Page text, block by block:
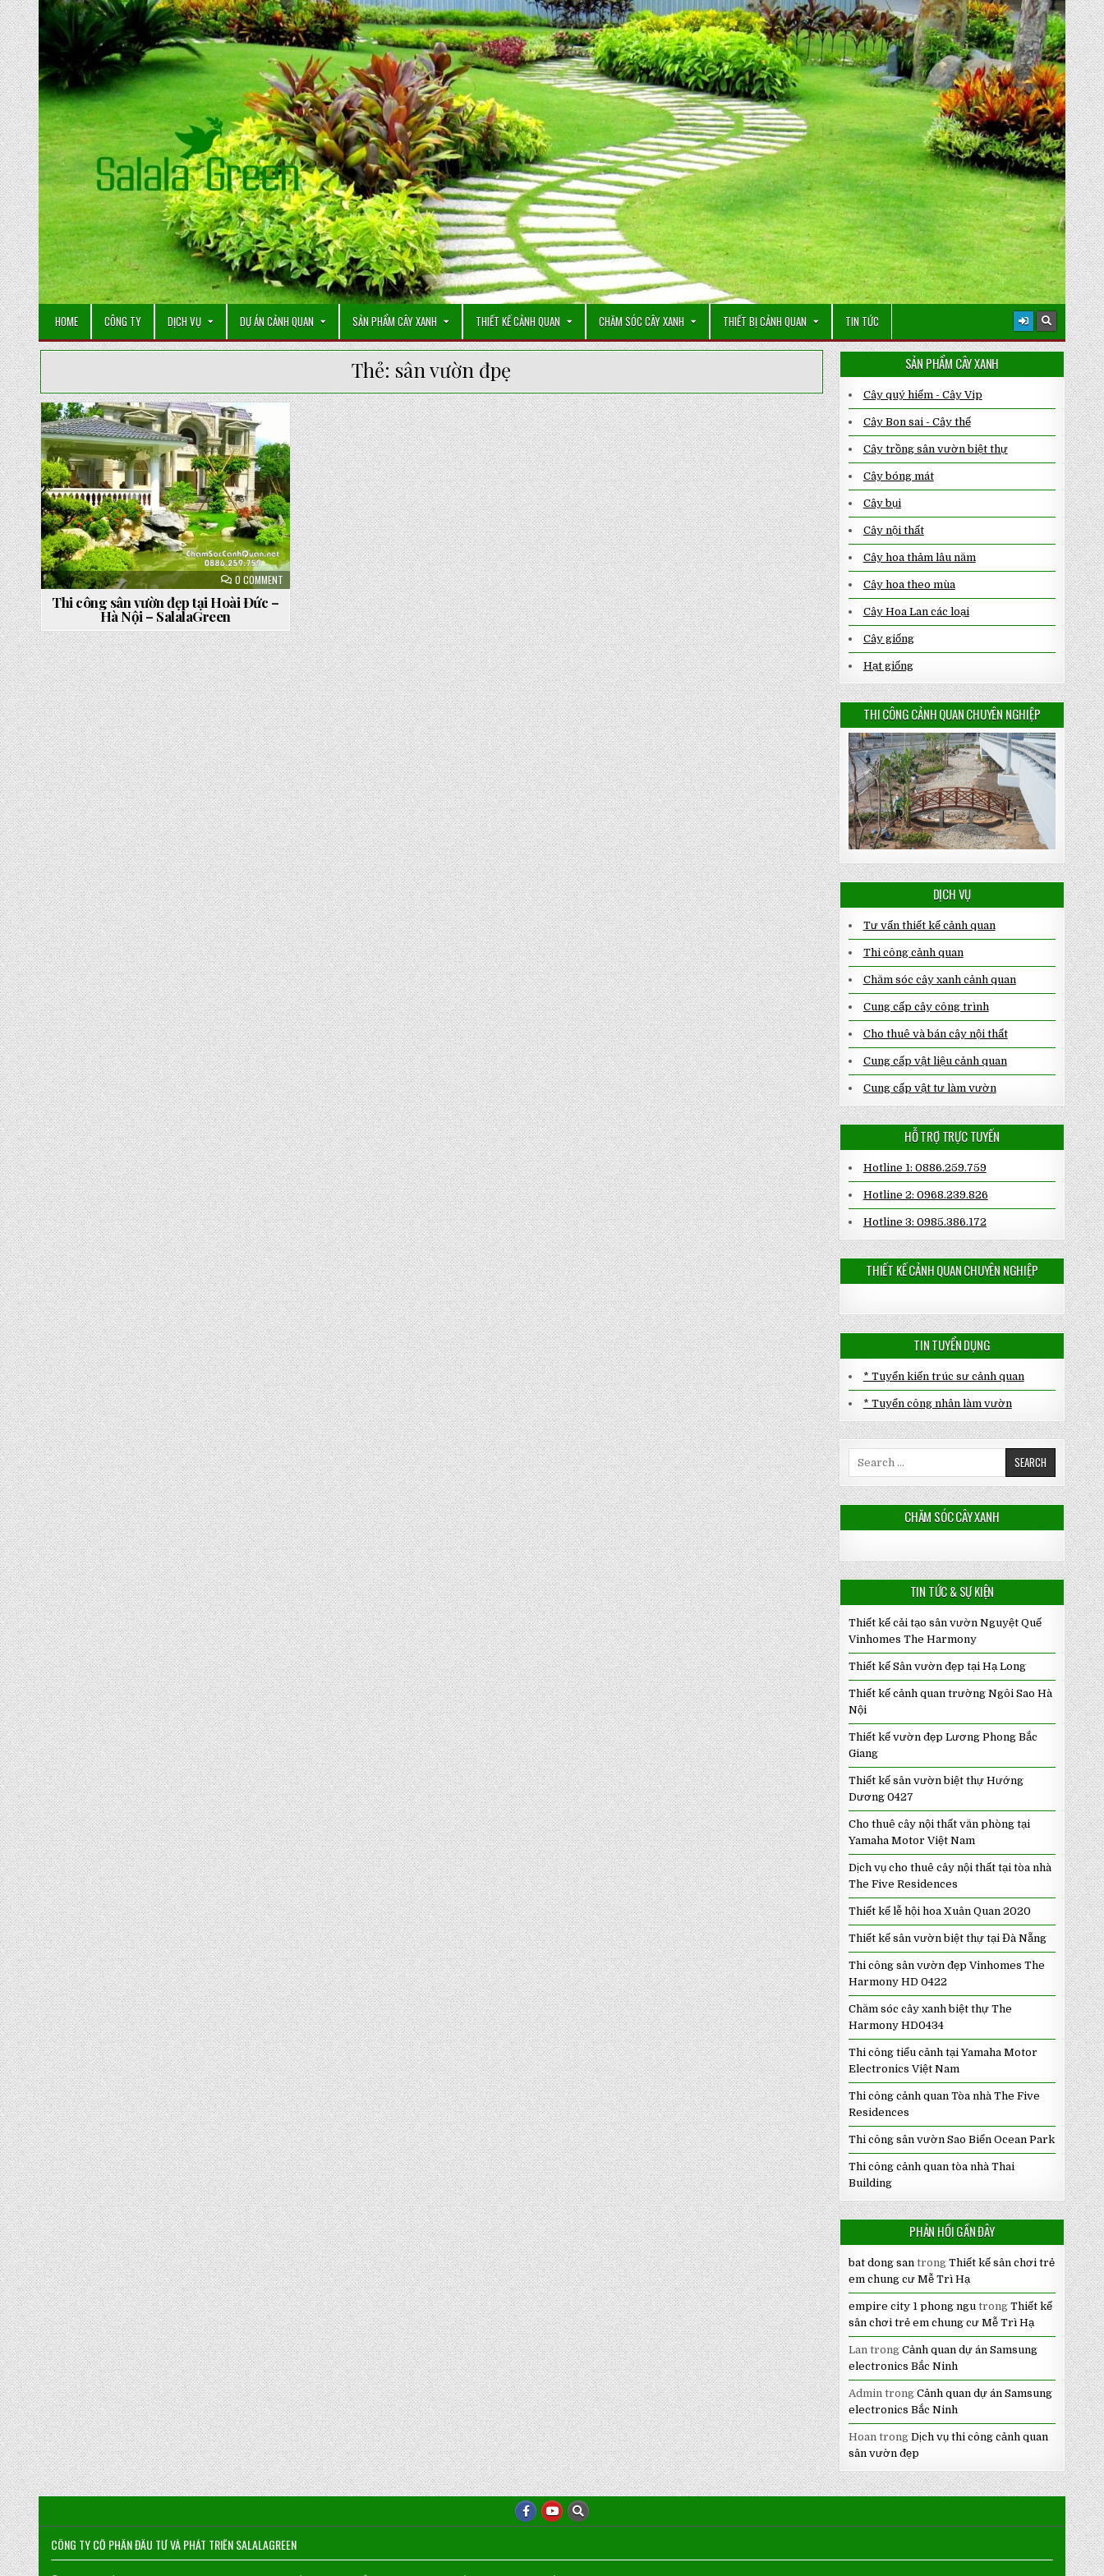
Skip
to
content
HOME CÔNG TY DỊCH VỤ DỰ ÁN CẢNH QUAN SẢN PHẨM CÂY XANH THIẾT KẾ CẢNH QUAN CHĂM SÓC CÂY XANH THIẾT BỊ CẢNH QUAN TIN TỨC
Thẻ: sân vườn đpẹ
0 COMMENTON
THI
CÔNG
SÂN
VƯỜN
ĐẸP
TẠI
HOÀI
ĐỨC
–
HÀ
NỘI
–
SALALAGREEN
Posted
in
Thi công sân vườn đẹp tại Hoài Đức –
Hà Nội – SalalaGreen
SẢN PHẨM CÂY XANH
Cây quý hiếm - Cây Vip
Cây Bon sai - Cây thế
Cây trồng sân vườn biệt thự
Cây bóng mát
Cây bụi
Cây nội thất
Cây hoa thảm lâu năm
Cây hoa theo mùa
Cây Hoa Lan các loại
Cây giống
Hạt giống
THI CÔNG CẢNH QUAN CHUYÊN NGHIỆP
DỊCH VỤ
Tư vấn thiết kế cảnh quan
Thi công cảnh quan
Chăm sóc cây xanh cảnh quan
Cung cấp cây công trình
Cho thuê và bán cây nội thất
Cung cấp vật liệu cảnh quan
Cung cấp vật tư làm vườn
HỖ TRỢ TRỰC TUYẾN
Hotline 1: 0886.259.759
Hotline 2: 0968.239.826
Hotline 3: 0985.386.172
THIẾT KẾ CẢNH QUAN CHUYÊN NGHIỆP
TIN TUYỂN DỤNG
* Tuyển kiến trúc sư cảnh quan
* Tuyển công nhân làm vườn
CHĂM SÓC CÂY XANH
TIN TỨC & SỰ KIỆN
Thiết kế cải tạo sân vườn Nguyệt Quế
Vinhomes The Harmony
Thiết kế Sân vườn đẹp tại Hạ Long
Thiết kế cảnh quan trường Ngôi Sao Hà
Nội
Thiết kế vườn đẹp Lương Phong Bắc
Giang
Thiết kế sân vườn biệt thự Hướng
Dương 0427
Cho thuê cây nội thất văn phòng tại
Yamaha Motor Việt Nam
Dịch vụ cho thuê cây nội thất tại tòa nhà
The Five Residences
Thiết kế lễ hội hoa Xuân Quan 2020
Thiết kế sân vườn biệt thự tại Đà Nẵng
Thi công sân vườn đẹp Vinhomes The
Harmony HD 0422
Chăm sóc cây xanh biệt thự The
Harmony HD0434
Thi công tiểu cảnh tại Yamaha Motor
Electronics Việt Nam
Thi công cảnh quan Tòa nhà The Five
Residences
Thi công sân vườn Sao Biển Ocean Park
Thi công cảnh quan tòa nhà Thai
Building
PHẢN HỒI GẦN ĐÂY
bat dong santrong Thiết kế sân chơi trẻ
em chung cư Mễ Trì Hạ
empire city 1 phong ngutrong Thiết kế
sân chơi trẻ em chung cư Mễ Trì Hạ
Lantrong Cảnh quan dự án Samsung
electronics Bắc Ninh
Admintrong Cảnh quan dự án Samsung
electronics Bắc Ninh
Hoantrong Dịch vụ thi công cảnh quan
sân vườn đẹp
CÔNG TY CỔ PHẦN ĐẦU TƯ VÀ PHÁT TRIỂN SALALAGREEN